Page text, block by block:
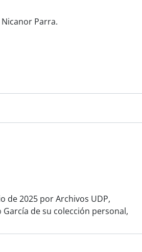
Parra.
de 2025 por Archivos UDP,
de su colección personal,